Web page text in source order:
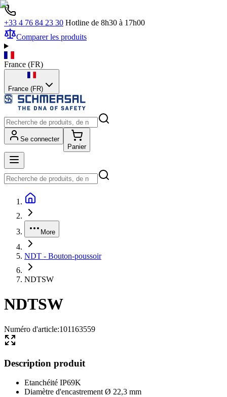
+33 4 76 84 23 30 Hotline de 8h30 à 17h00
Comparer les produits
France (FR)
France (FR)
Se connecter
Panier
More
NDT - Bouton-poussoir
NDTSW
NDTSW
Numéro d'article:101163559
Description produit
Etanchéité IP69K
Diamètre d'encastrement Ø 22,3 mm